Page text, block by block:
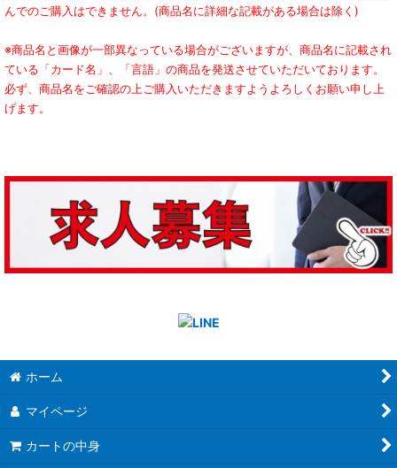
んでのご購入はできません。(商品名に詳細な記載がある場合は除く)
※商品名と画像が一部異なっている場合がございますが、商品名に記載され
ている「カード名」、「言語」の商品を発送させていただいております。
必ず、商品名をご確認の上ご購入いただきますようよろしくお願い申し上
げます。
ホーム
マイページ
カートの中身